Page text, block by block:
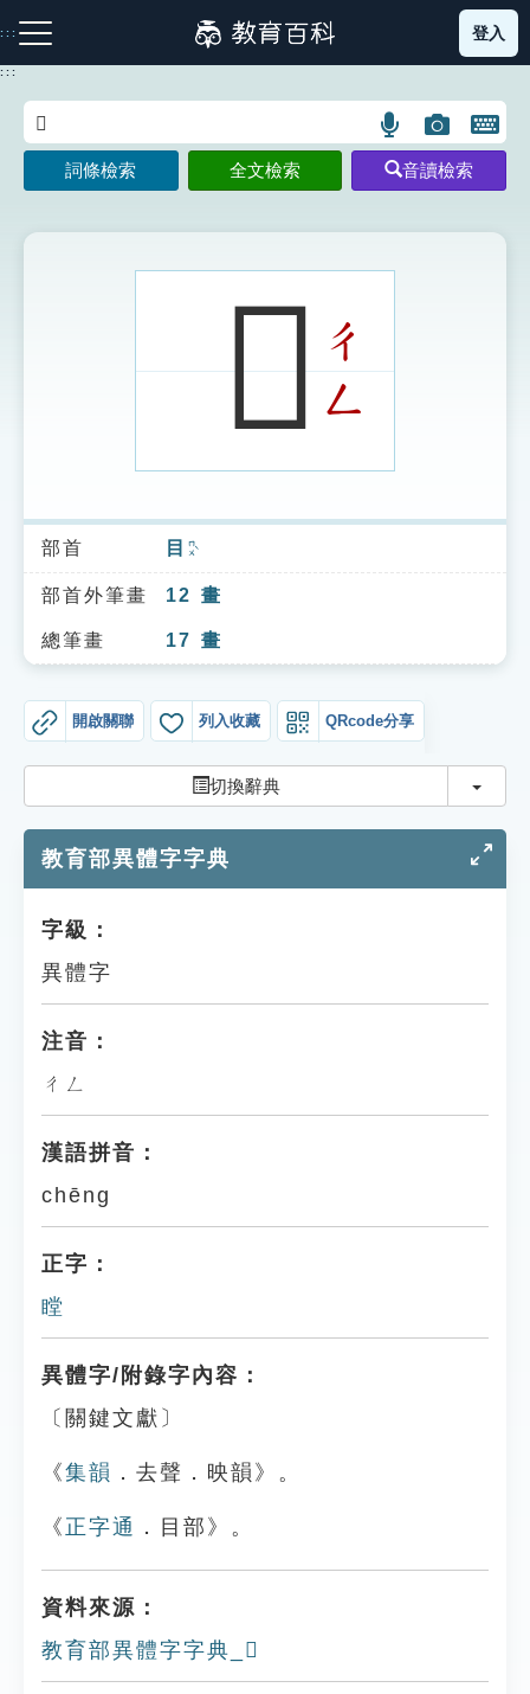
到
主
:::
注音索引圖示 筆畫索引圖示 部首索引表圖示
索引選單
知識索引
單字索引
貓頭鷹博士
登入
:::
語
言
搜
示
圖
片
搜
開
鍵
圖
詞條檢索 全文檢索 音讀檢索
𥊼ㄔ
ㄥ
部首 目 ㄇㄨˋ
部首外筆畫 12 畫
總筆畫 17 畫
開啟關聯 列入收藏 QRcode分享
切換辭典 切換
教育部異體字字典
字級：
異體字
注音：
ㄔㄥ
漢語拼音：
chēng
正字：
瞠
異體字/附錄字內容：
〔關鍵文獻〕
《集韻 ．去聲．映韻》。
《 正字通 ．目部》。
資料來源：
教育部異體字字典_𥊼